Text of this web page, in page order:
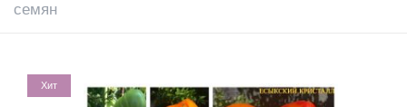
семян
Хит